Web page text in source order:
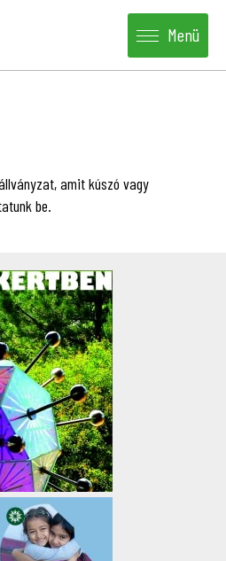
Menü
amit kúszó vagy
be.